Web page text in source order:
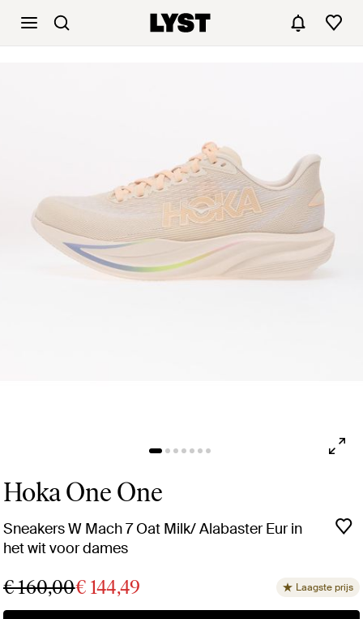
Hoka One One
Sneakers W Mach 7 Oat Milk/ Alabaster Eur in
het wit voor dames
€ 160,00€ 144,49 Laagste prijs